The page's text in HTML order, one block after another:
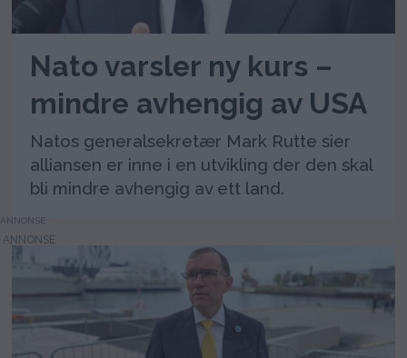
Nato varsler ny kurs –
mindre avhengig av USA
Natos generalsekretær Mark Rutte sier
alliansen er inne i en utvikling der den skal
bli mindre avhengig av ett land.
ANNONSE